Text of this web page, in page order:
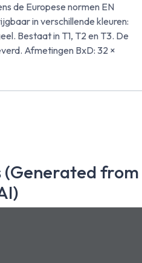
de Europese normen EN
in verschillende kleuren:
Bestaat in T1, T2 en T3. De
Afmetingen BxD: 32 ×
(Generated from